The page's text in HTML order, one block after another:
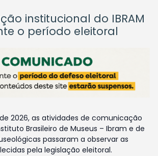
institucional do IBRAM
o período eleitoral
2026, as atividades de comunicação
Brasileiro de Museus – Ibram e de
passaram a observar as
pela legislação eleitoral.